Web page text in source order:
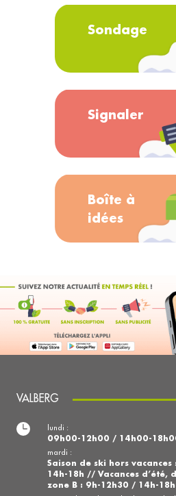
Sondage
Signaler
Boîte à
idées
VALBERG
lundi :
09h00-12h00 / 14h00-
mardi :
Saison de ski hors
14h-18h // Vacances d’été,
zone B : 9h-12h30 / 14h-